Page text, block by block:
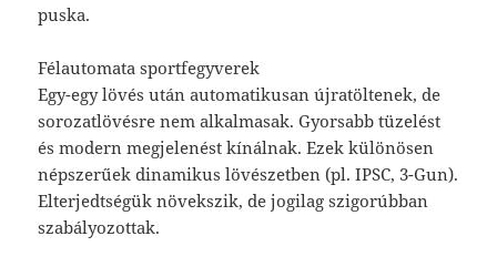
puska.
Félautomata sportfegyverek
Egy-egy lövés után automatikusan újratöltenek, de
sorozatlövésre nem alkalmasak. Gyorsabb tüzelést
és modern megjelenést kínálnak. Ezek különösen
népszerűek dinamikus lövészetben (pl. IPSC, 3-Gun).
Elterjedtségük növekszik, de jogilag szigorúbban
szabályozottak.